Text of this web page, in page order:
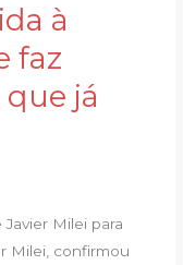
à
faz
já
Milei para
Milei, confirmou